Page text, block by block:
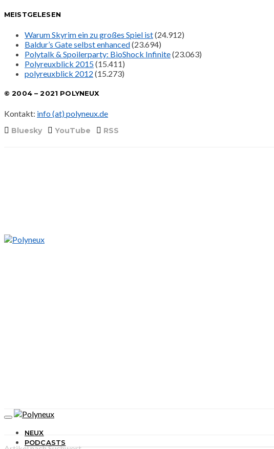
MEISTGELESEN
Warum Skyrim ein zu großes Spiel ist(24.912)
Baldur’s Gate selbst enhanced(23.694)
Polytalk & Spoilerparty: BioShock Infinite(23.063)
Polyreuxblick 2015(15.411)
polyreuxblick 2012 (15.273)
© 2004 – 2021 POLYNEUX
Kontakt: info (at) polyneux.de
Bluesky YouTube RSS
NEUX
PODCASTS